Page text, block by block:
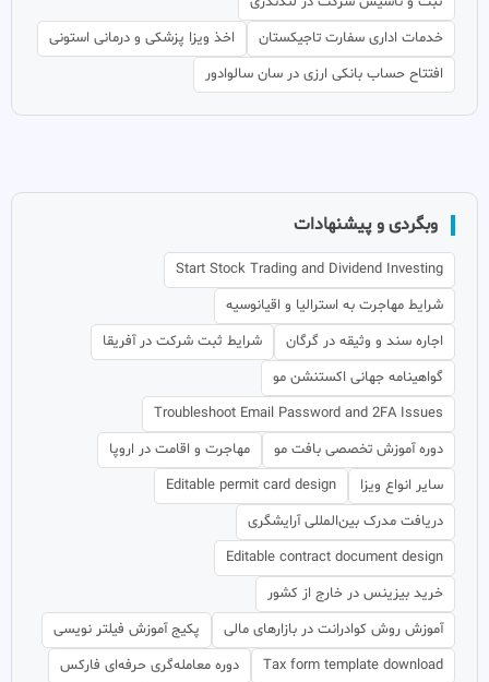
خدمات اداری سفارت تاجیکستان
اخذ ویزا پزشکی و درمانی استونی
افتتاح حساب بانکی ارزی در سان سالوادور
وبگردی و پیشنهادات
Start Stock Trading and Dividend Investing
شرایط مهاجرت به استرالیا و اقیانوسیه
اجاره سند و وثیقه در گرگان
شرایط ثبت شرکت در آفریقا
گواهینامه جهانی اکستنشن مو
Troubleshoot Email Password and 2FA Issues
دوره آموزش تخصصی بافت مو
مهاجرت و اقامت در اروپا
سایر انواع ویزا
Editable permit card design
دریافت مدرک بین‌المللی آرایشگری
Editable contract document design
خرید بیزینس در خارج از کشور
آموزش روش کوادرانت در بازارهای مالی
پکیج آموزش فیلتر نویسی
Tax form template download
دوره معامله‌گری حرفه‌ای فارکس